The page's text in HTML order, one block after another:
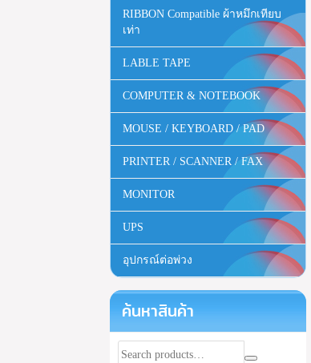
RIBBON Compatible ผ้าหมึกเทียบ
เท่า
LABLE TAPE
COMPUTER & NOTEBOOK
MOUSE / KEYBOARD / PAD
PRINTER / SCANNER / FAX
MONITOR
UPS
อุปกรณ์ต่อพ่วง
ค้นหาสินค้า